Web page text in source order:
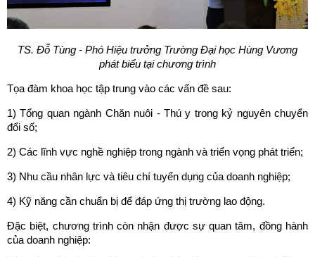
TS. Đỗ Tùng - Phó Hiệu trưởng Trường Đại học Hùng Vương
phát biểu tại chương trình
Tọa đàm khoa học tập trung vào các vấn đề sau:
1) Tổng quan ngành Chăn nuôi - Thú y trong kỷ nguyên chuyển
đổi số;
2) Các lĩnh vực nghề nghiệp trong ngành và triển vọng phát triển;
3) Nhu cầu nhân lực và tiêu chí tuyển dụng của doanh nghiệp;
4) Kỹ năng cần chuẩn bị để đáp ứng thị trường lao động.
Đặc biệt, chương trình còn nhận được sự quan tâm, đồng hành
của doanh nghiệp: